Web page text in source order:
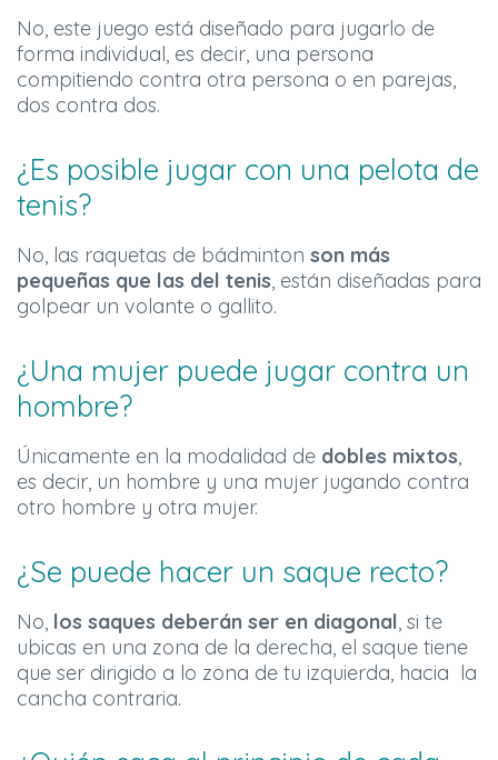
No, este juego está diseñado para jugarlo de
forma individual, es decir, una persona
compitiendo contra otra persona o en parejas,
dos contra dos.
¿Es posible jugar con una pelota de
tenis?
No, las raquetas de bádminton son más
pequeñas que las del tenis, están diseñadas para
golpear un volante o gallito.
¿Una mujer puede jugar contra un
hombre?
Únicamente en la modalidad de dobles mixtos,
es decir, un hombre y una mujer jugando contra
otro hombre y otra mujer.
¿Se puede hacer un saque recto?
No, los saques deberán ser en diagonal, si te
ubicas en una zona de la derecha, el saque tiene
que ser dirigido a lo zona de tu izquierda, hacia la
cancha contraria.